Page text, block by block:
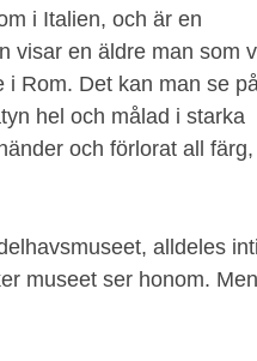
i Italien, och är en
visar en äldre man som
i Rom. Det kan man se
hel och målad i starka
och förlorat all färg,
alldeles intill
museet ser honom. Men